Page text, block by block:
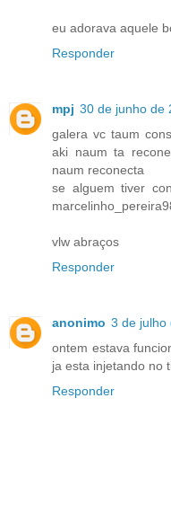
eu adorava aquele
Responder
mpj 30 de junho de
galera vc taum
aki naum ta
naum reconecta
se alguem tiver
vlw abraços
Responder
anonimo 3 de julho
ontem estava
ja esta injetando no
Responder